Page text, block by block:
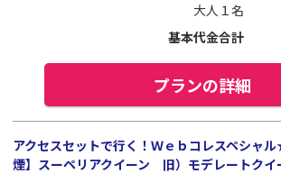
大人１名
基本代金合計
プランの詳細
アクセスセットで行く！Ｗｅｂコレスペシャ
煙】スーペリアクイーン 旧）モデレートクイ